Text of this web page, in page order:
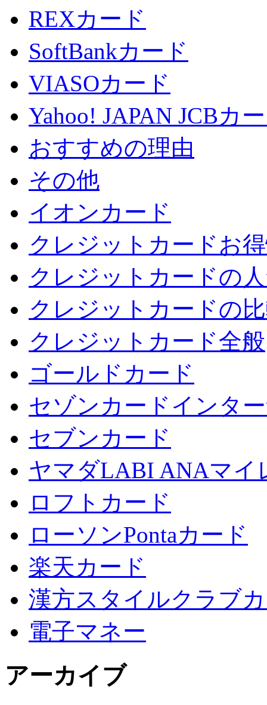
REXカード
SoftBankカード
VIASOカード
Yahoo! JAPAN JCBカ
おすすめの理由
その他
イオンカード
クレジットカードお
クレジットカードの
クレジットカードの
クレジットカード全般
ゴールドカード
セゾンカードインタ
セブンカード
ヤマダLABI ANAマイ
ロフトカード
ローソンPontaカード
楽天カード
漢方スタイルクラブ
電子マネー
アーカイブ